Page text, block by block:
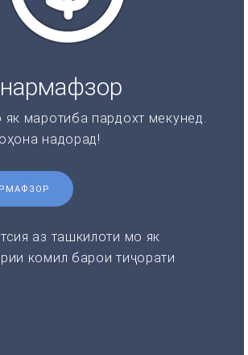
маротиба пардохт мекунед.
надорад!
аз ташкилоти мо як
комил барои тиҷорати